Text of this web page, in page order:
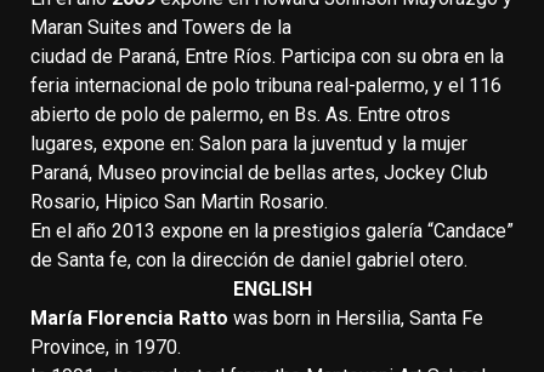
Maran Suites and Towers de la
ciudad de Paraná, Entre Ríos. Participa con su obra en la
feria internacional de polo tribuna real-palermo, y el 116
abierto de polo de palermo, en Bs. As. Entre otros
lugares, expone en: Salon para la juventud y la mujer
Paraná, Museo provincial de bellas artes, Jockey Club
Rosario, Hipico San Martin Rosario.
En el año 2013 expone en la prestigios galería “Candace”
de Santa fe, con la dirección de daniel gabriel otero.
ENGLISH
María Florencia Ratto was born in Hersilia, Santa Fe
Province, in 1970.